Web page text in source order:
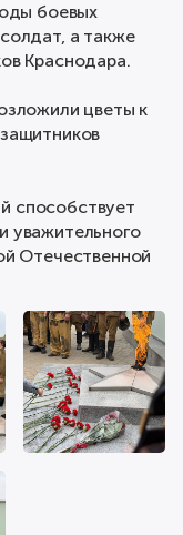
боевых
а также
Краснодара.
цветы к
способствует
уважительного
Отечественной